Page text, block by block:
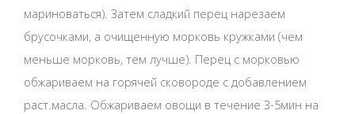
мариноваться). Затем сладкий перец нарезаем
брусочками, а очищенную морковь кружками (чем
меньше морковь, тем лучше). Перец с морковью
обжариваем на горячей сковороде с добавлением
раст.масла. Обжариваем овощи в течение 3-5мин на